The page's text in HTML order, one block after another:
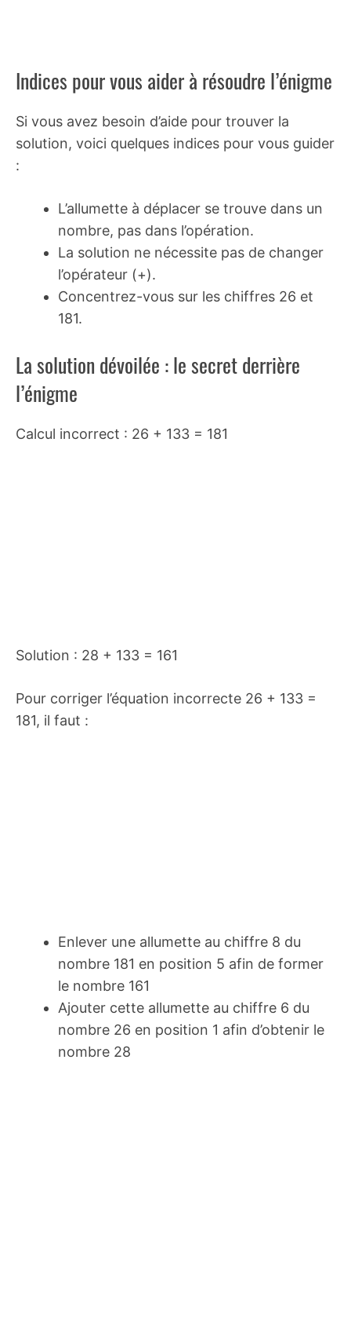
Indices pour vous aider à résoudre l’énigme
Si vous avez besoin d’aide pour trouver la
solution, voici quelques indices pour vous guider
:
L’allumette à déplacer se trouve dans un
nombre, pas dans l’opération.
La solution ne nécessite pas de changer
l’opérateur (+).
Concentrez-vous sur les chiffres 26 et
181.
La solution dévoilée : le secret derrière
l’énigme
Calcul incorrect : 26 + 133 = 181
Solution : 28 + 133 = 161
Pour corriger l’équation incorrecte 26 + 133 =
181, il faut :
Enlever une allumette au chiffre 8 du
nombre 181 en position 5 afin de former
le nombre 161
Ajouter cette allumette au chiffre 6 du
nombre 26 en position 1 afin d’obtenir le
nombre 28